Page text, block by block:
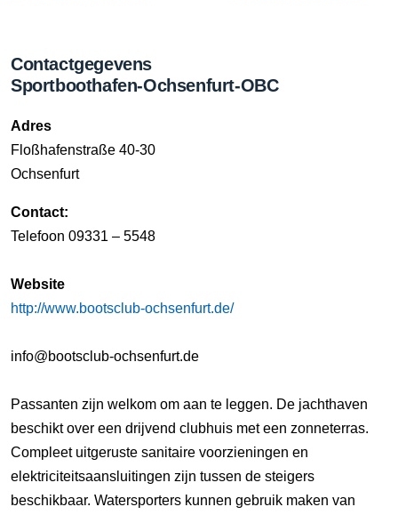
Contactgegevens
Sportboothafen-Ochsenfurt-OBC
Adres
Floßhafenstraße 40-30
Ochsenfurt
Contact:
Telefoon 09331 – 5548
Website
http://www.bootsclub-ochsenfurt.de/
info@bootsclub-ochsenfurt.de
Passanten zijn welkom om aan te leggen. De jachthaven
beschikt over een drijvend clubhuis met een zonneterras.
Compleet uitgeruste sanitaire voorzieningen en
elektriciteitsaansluitingen zijn tussen de steigers
beschikbaar. Watersporters kunnen gebruik maken van